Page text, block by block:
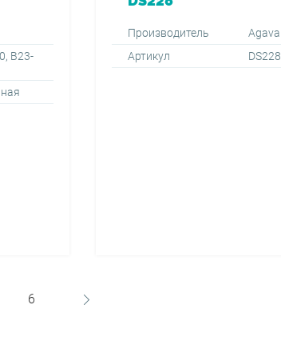
B23-
Производитель
Agava
Артикул
DS228
6